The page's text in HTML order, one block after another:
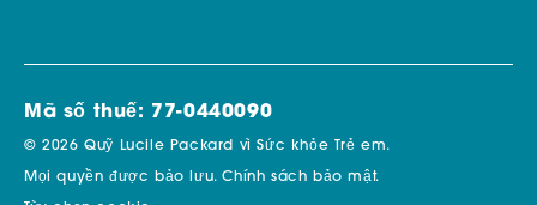
Mã số thuế: 77-0440090
© 2026 Quỹ Lucile Packard vì Sức khỏe Trẻ em.
Mọi quyền được bảo lưu.Chính sách bảo mật.